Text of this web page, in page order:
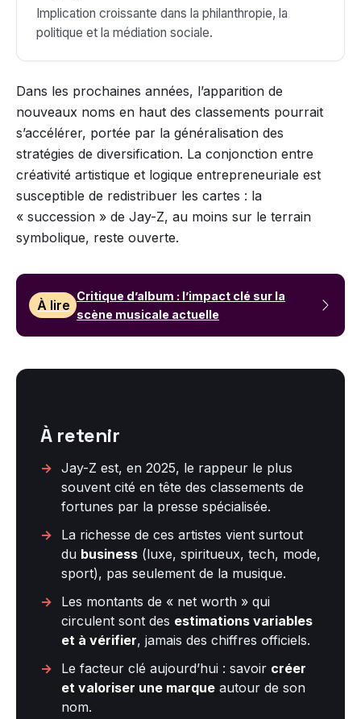
Implication croissante dans la philanthropie, la
politique et la médiation sociale.
Dans les prochaines années, l’apparition de
nouveaux noms en haut des classements pourrait
s’accélérer, portée par la généralisation des
stratégies de diversification. La conjonction entre
créativité artistique et logique entrepreneuriale est
susceptible de redistribuer les cartes : la
« succession » de Jay-Z, au moins sur le terrain
symbolique, reste ouverte.
À lire
Critique d’album : l’impact clé sur la
scène musicale actuelle
À retenir
Jay-Z est, en 2025, le rappeur le plus
souvent cité en tête des classements de
fortunes par la presse spécialisée.
La richesse de ces artistes vient surtout
du business (luxe, spiritueux, tech, mode,
sport), pas seulement de la musique.
Les montants de « net worth » qui
circulent sont des estimations variables
et à vérifier, jamais des chiffres officiels.
Le facteur clé aujourd’hui : savoir créer
et valoriser une marque autour de son
nom.